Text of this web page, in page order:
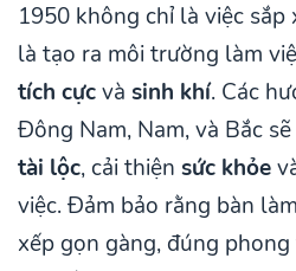
1950 không chỉ là việc sắp
là tạo ra môi trường làm
tích cựcvà sinh khí. Các
Đông Nam, Nam, và Bắc
tài lộc, cải thiện sức khỏe
việc. Đảm bảo rằng bàn
xếp gọn gàng, đúng